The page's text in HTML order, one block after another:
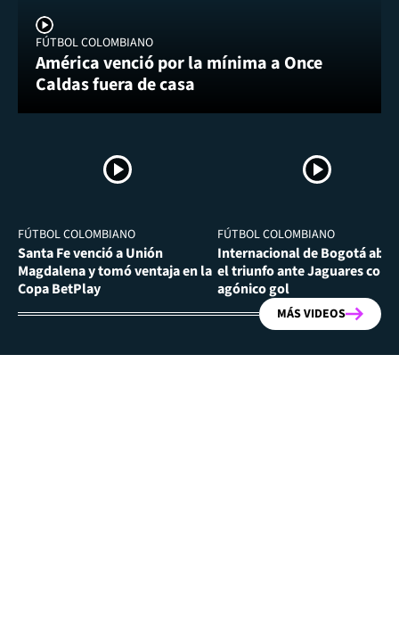
FÚTBOL COLOMBIANO
América venció por la mínima a Once
Caldas fuera de casa
FÚTBOL COLOMBIANO
Santa Fe venció a Unión
Magdalena y tomó ventaja en la
Copa BetPlay
FÚTBOL COLOMBIANO
Internacional de Bogotá
el triunfo ante Jaguares con
agónico gol
MÁS VIDEOS